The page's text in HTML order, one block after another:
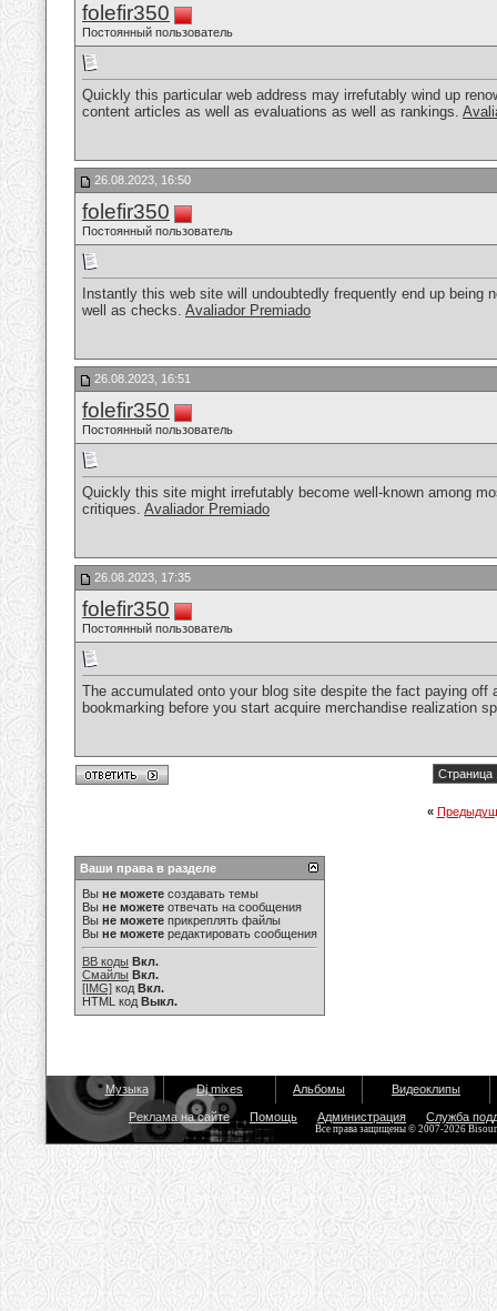
folefir350
Постоянный пользователь
Quickly this particular web address may irrefutably wind up
content articles as well as evaluations as well as rankings.
26.08.2023, 16:50
folefir350
Постоянный пользователь
Instantly this web site will undoubtedly frequently end up
well as checks. Avaliador Premiado
26.08.2023, 16:51
folefir350
Постоянный пользователь
Quickly this site might irrefutably become well-known among
critiques. Avaliador Premiado
26.08.2023, 17:35
folefir350
Постоянный пользователь
The accumulated onto your blog site despite the fact paying
bookmarking before you start acquire merchandise realization
Страница
«
Ваши права в разделе
Вы не можете создавать темы
Вы не можете отвечать на сообщения
Вы не можете прикреплять файлы
Вы не можете редактировать сообщения
BB коды Вкл.
Смайлы Вкл.
[IMG] код Вкл.
HTML код Выкл.
Музыка Dj mixes Альбомы Видеоклипы
Реклама на сайте Помощь Администрация Служба
Все права защищены © 2007-2026